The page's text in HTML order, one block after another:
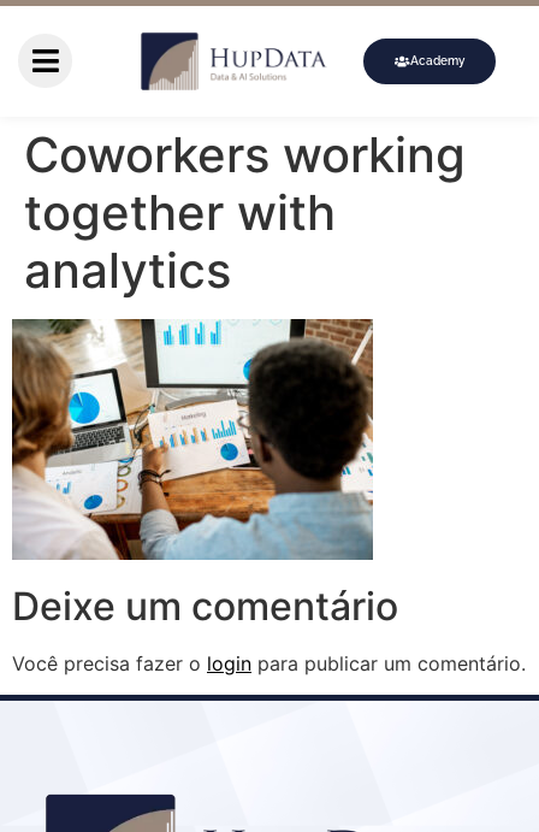
Academy
Coworkers working
together with
analytics
Deixe um comentário
Você precisa fazer o login para publicar um comentário.